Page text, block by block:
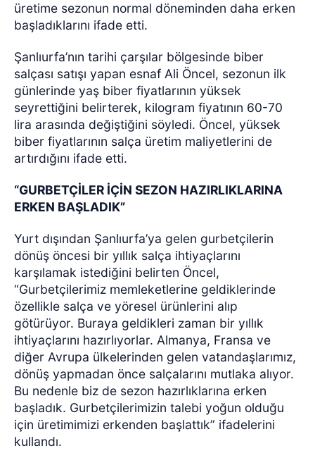
üretime sezonun normal döneminden daha erken
başladıklarını ifade etti.
Şanlıurfa’nın tarihi çarşılar bölgesinde biber
salçası satışı yapan esnaf Ali Öncel, sezonun ilk
günlerinde yaş biber fiyatlarının yüksek
seyrettiğini belirterek, kilogram fiyatının 60-70
lira arasında değiştiğini söyledi. Öncel, yüksek
biber fiyatlarının salça üretim maliyetlerini de
artırdığını ifade etti.
“GURBETÇİLER İÇİN SEZON HAZIRLIKLARINA
ERKEN BAŞLADIK”
Yurt dışından Şanlıurfa’ya gelen gurbetçilerin
dönüş öncesi bir yıllık salça ihtiyaçlarını
karşılamak istediğini belirten Öncel,
“Gurbetçilerimiz memleketlerine geldiklerinde
özellikle salça ve yöresel ürünlerini alıp
götürüyor. Buraya geldikleri zaman bir yıllık
ihtiyaçlarını hazırlıyorlar. Almanya, Fransa ve
diğer Avrupa ülkelerinden gelen vatandaşlarımız,
dönüş yapmadan önce salçalarını mutlaka alıyor.
Bu nedenle biz de sezon hazırlıklarına erken
başladık. Gurbetçilerimizin talebi yoğun olduğu
için üretimimizi erkenden başlattık” ifadelerini
kullandı.